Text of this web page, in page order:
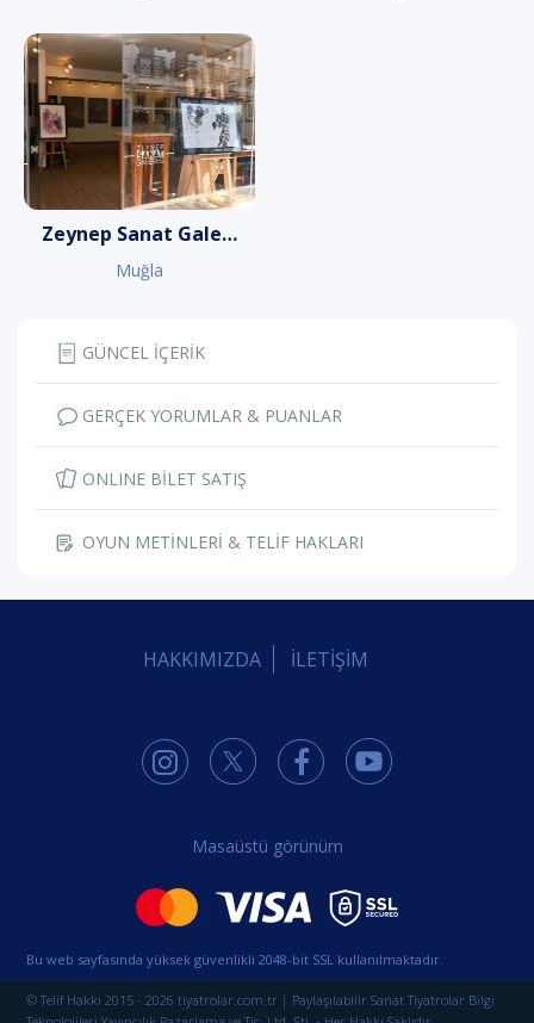
Zeynep Sanat Galerisi
Muğla
GÜNCEL İÇERİK
GERÇEK YORUMLAR & PUANLAR
ONLINE BİLET SATIŞ
OYUN METİNLERİ & TELİF HAKLARI
HAKKIMIZDA İLETİŞİM
Masaüstü görünüm
Bu web sayfasında yüksek güvenlikli 2048-bit SSL kullanılmaktadır.
© Telif Hakkı 2015 - 2026 tiyatrolar.com.tr | Paylaşılabilir Sanat Tiyatrolar Bilgi